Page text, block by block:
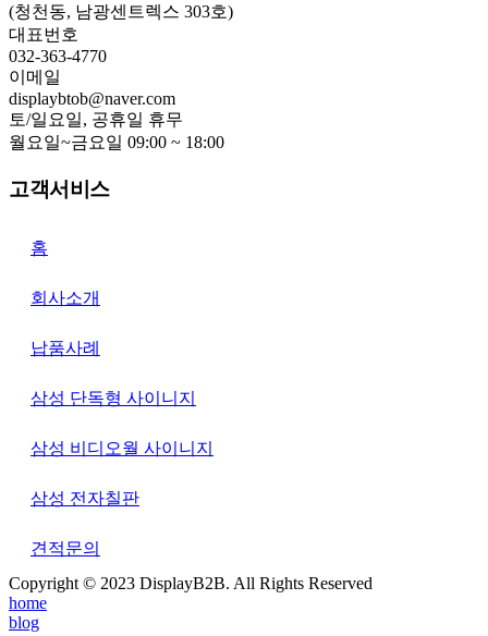
(청천동, 남광센트렉스 303호)
대표번호
032-363-4770
이메일
displaybtob@naver.com
토/일요일, 공휴일 휴무
월요일~금요일 09:00 ~ 18:00
고객서비스
홈
회사소개
납품사례
삼성 단독형 사이니지
삼성 비디오월 사이니지
삼성 전자칠판
견적문의
Copyright © 2023 DisplayB2B. All Rights Reserved
home
blog